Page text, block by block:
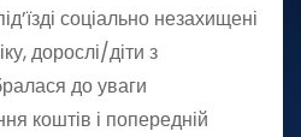
соціально незахищені
дорослі/діти з
до уваги
коштів і попередній